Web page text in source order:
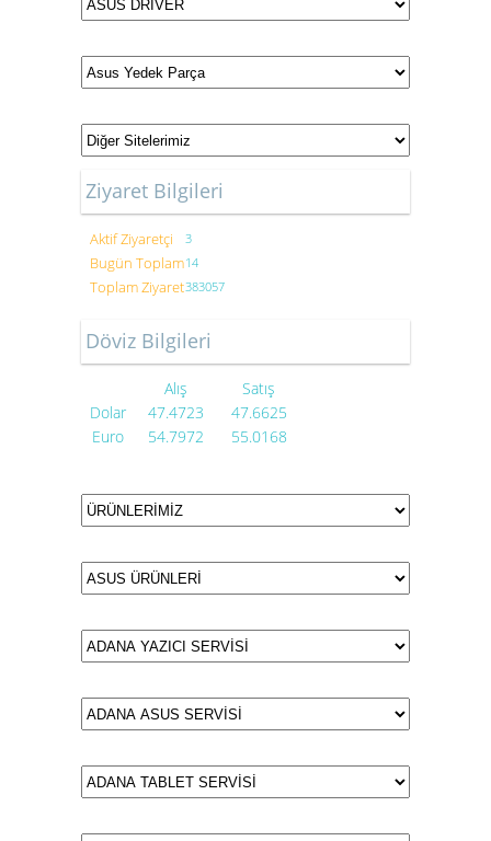
Ziyaret Bilgileri
Aktif Ziyaretçi 3
Bugün Toplam14
Toplam Ziyaret383057
Döviz Bilgileri
Alış
Satış
Dolar
47.4723
47.6625
Euro
54.7972 55.0168